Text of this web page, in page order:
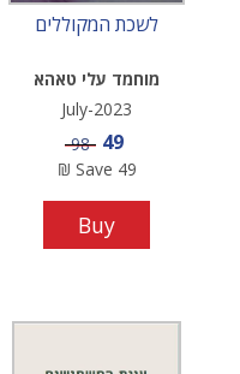
לשכת המקוללים
מוחמד עלי טאהא
July-2023
Sale price
49
Price
98
Save 49
₪
Buy